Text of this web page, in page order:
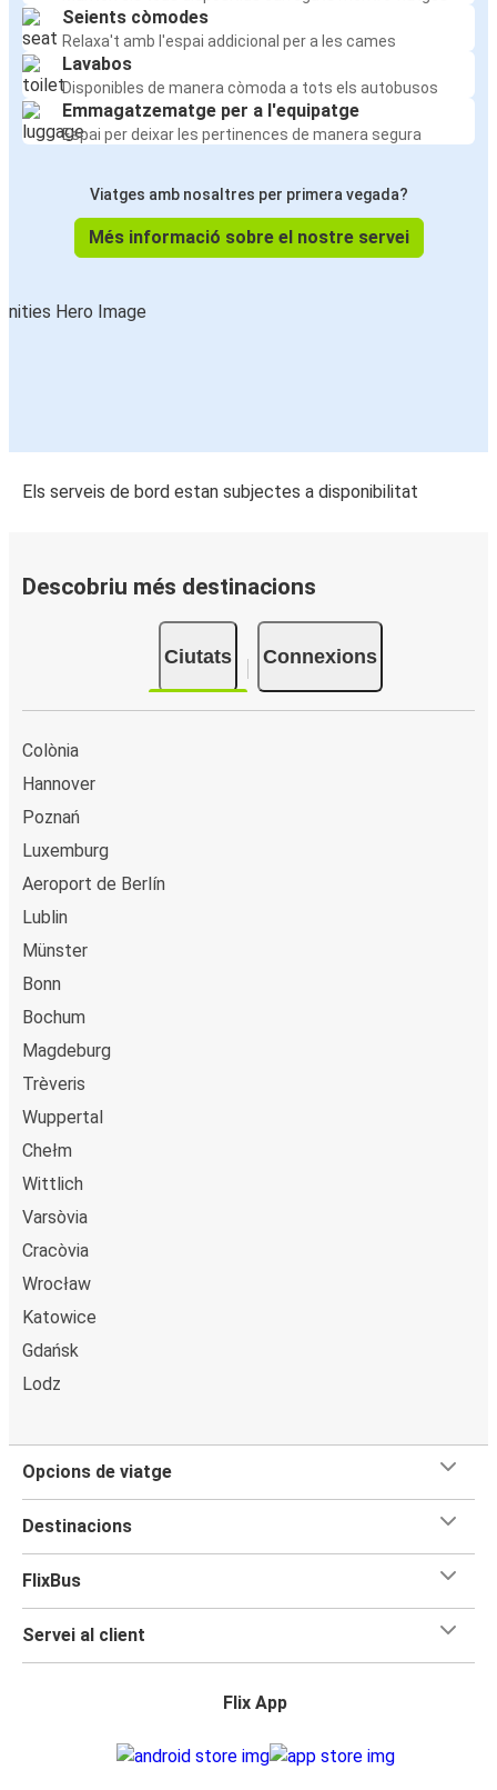
Seients còmodes
Relaxa't amb l'espai addicional per a les cames
Lavabos
Disponibles de manera còmoda a tots els autobusos
Emmagatzematge per a l'equipatge
Espai per deixar les pertinences de manera segura
Viatges amb nosaltres per primera vegada?
Més informació sobre el nostre servei
Els serveis de bord estan subjectes a disponibilitat
Descobriu més destinacions
Ciutats Connexions
Colònia
Hannover
Poznań
Luxemburg
Aeroport de Berlín
Lublin
Münster
Bonn
Bochum
Magdeburg
Trèveris
Wuppertal
Chełm
Wittlich
Varsòvia
Cracòvia
Wrocław
Katowice
Gdańsk
Lodz
Opcions de viatge
Destinacions
FlixBus
Servei al client
Flix App